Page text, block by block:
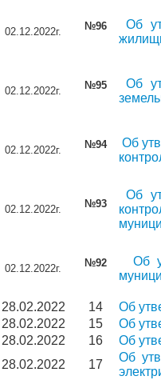
02.12.2022г. №96
Об
02.12.2022г. №95
Об
02.12.2022г. №94
Об
02.12.2022г. №93
Об
02.12.2022г. №92
Об
28.02.2022 14
Об
28.02.2022
15
Об
28.02.2022
16
Об
28.02.2022
17
Об